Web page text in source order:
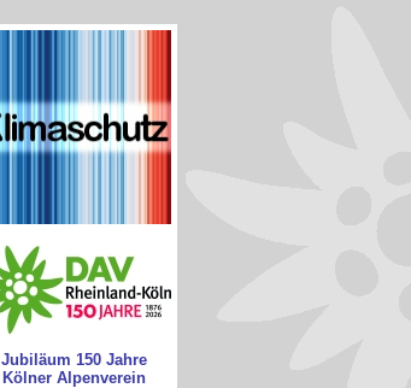
Jubiläum 150 Jahre
Kölner Alpenverein